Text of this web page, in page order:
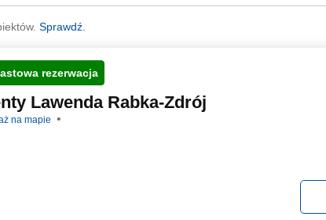
Sprawdź.
rezerwacja
Lawenda Rabka-Zdrój
na mapie